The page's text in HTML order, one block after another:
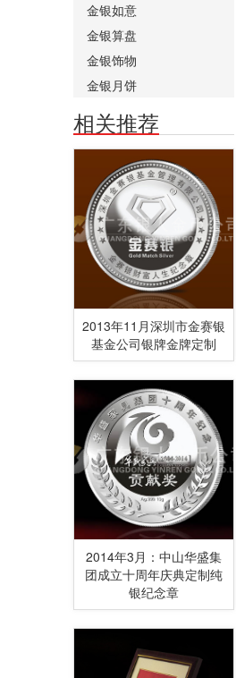
金银如意
金银算盘
金银饰物
金银月饼
相关推荐
2013年11月深圳市金赛银
基金公司银牌金牌定制
2014年3月：中山华盛集
团成立十周年庆典定制纯
银纪念章